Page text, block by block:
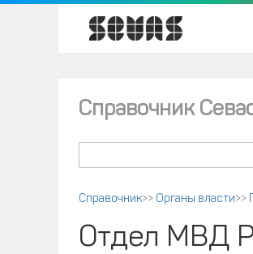
Справочник
Справочник>> Органы власти>>
Отдел МВД